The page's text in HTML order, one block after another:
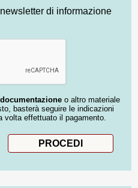
di informazione
o altro materiale
basterà seguire le indicazioni
volta effettuato il pagamento.